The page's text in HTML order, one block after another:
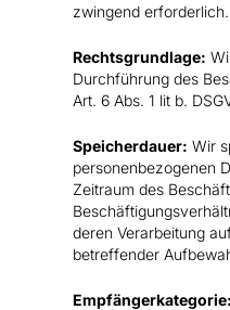
zwingend erforderlich.
Rechtsgrundlage:
Durchführung des
Art. 6 Abs. 1 lit b.
Speicherdauer: Wir
personenbezogenen
Zeitraum des
deren Verarbeitung
betreffender
Empfängerkategorie: